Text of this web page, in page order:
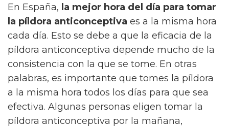
En España, la mejor hora del día para tomar
la píldora anticonceptiva es a la misma hora
cada día. Esto se debe a que la eficacia de la
píldora anticonceptiva depende mucho de la
consistencia con la que se tome. En otras
palabras, es importante que tomes la píldora
a la misma hora todos los días para que sea
efectiva. Algunas personas eligen tomar la
píldora anticonceptiva por la mañana,